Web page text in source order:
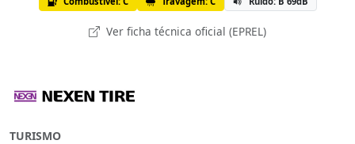
Ver ficha técnica oficial (EPREL)
TURISMO